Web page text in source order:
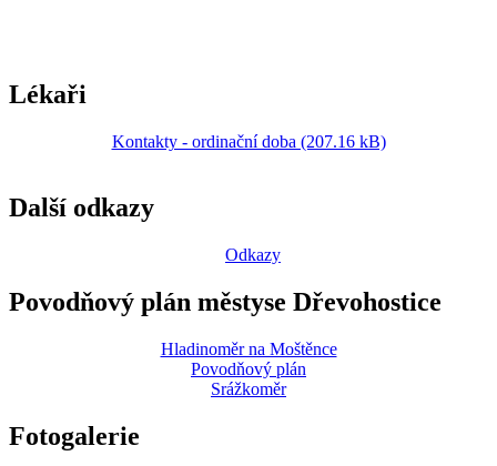
Lékaři
Kontakty - ordinační doba (207.16 kB)
Další odkazy
Odkazy
Povodňový plán městyse Dřevohostice
Hladinoměr na Moštěnce
Povodňový plán
Srážkoměr
Fotogalerie